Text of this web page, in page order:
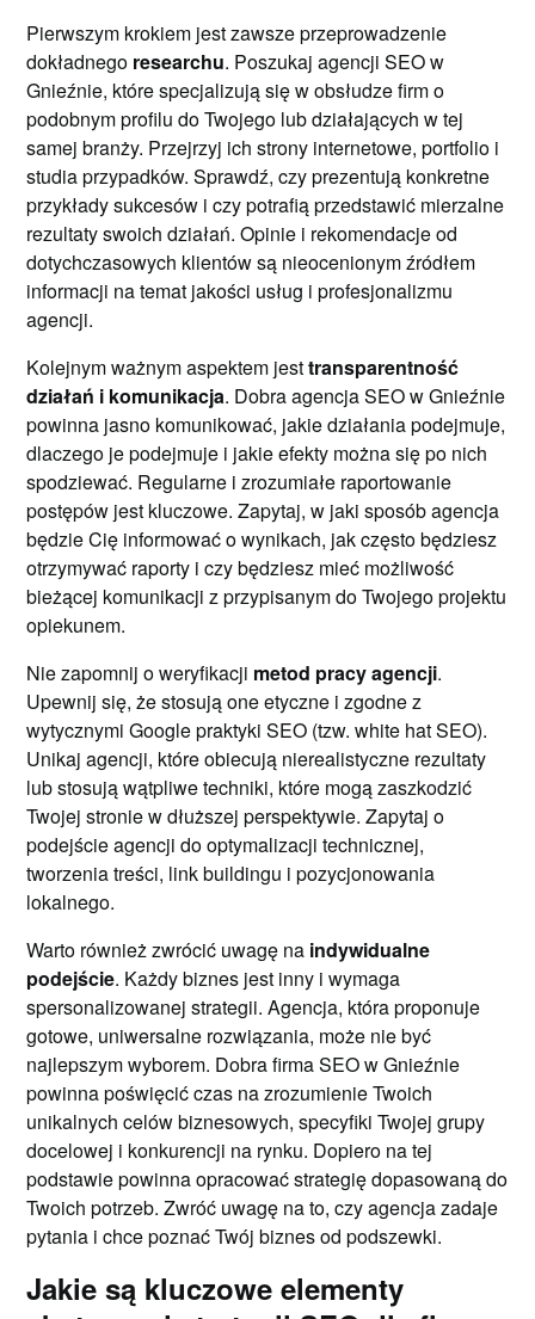
Pierwszym krokiem jest zawsze przeprowadzenie
dokładnego researchu. Poszukaj agencji SEO w
Gnieźnie, które specjalizują się w obsłudze firm o
podobnym profilu do Twojego lub działających w tej
samej branży. Przejrzyj ich strony internetowe, portfolio i
studia przypadków. Sprawdź, czy prezentują konkretne
przykłady sukcesów i czy potrafią przedstawić mierzalne
rezultaty swoich działań. Opinie i rekomendacje od
dotychczasowych klientów są nieocenionym źródłem
informacji na temat jakości usług i profesjonalizmu
agencji.
Kolejnym ważnym aspektem jesttransparentność
działań i komunikacja. Dobra agencja SEO w Gnieźnie
powinna jasno komunikować, jakie działania podejmuje,
dlaczego je podejmuje i jakie efekty można się po nich
spodziewać. Regularne i zrozumiałe raportowanie
postępów jest kluczowe. Zapytaj, w jaki sposób agencja
będzie Cię informować o wynikach, jak często będziesz
otrzymywać raporty i czy będziesz mieć możliwość
bieżącej komunikacji z przypisanym do Twojego projektu
opiekunem.
Nie zapomnij o weryfikacji metod pracy agencji.
Upewnij się, że stosują one etyczne i zgodne z
wytycznymi Google praktyki SEO (tzw. white hat SEO).
Unikaj agencji, które obiecują nierealistyczne rezultaty
lub stosują wątpliwe techniki, które mogą zaszkodzić
Twojej stronie w dłuższej perspektywie. Zapytaj o
podejście agencji do optymalizacji technicznej,
tworzenia treści, link buildingu i pozycjonowania
lokalnego.
Warto również zwrócić uwagę na indywidualne
podejście. Każdy biznes jest inny i wymaga
spersonalizowanej strategii. Agencja, która proponuje
gotowe, uniwersalne rozwiązania, może nie być
najlepszym wyborem. Dobra firma SEO w Gnieźnie
powinna poświęcić czas na zrozumienie Twoich
unikalnych celów biznesowych, specyfiki Twojej grupy
docelowej i konkurencji na rynku. Dopiero na tej
podstawie powinna opracować strategię dopasowaną do
Twoich potrzeb. Zwróć uwagę na to, czy agencja zadaje
pytania i chce poznać Twój biznes od podszewki.
Jakie są kluczowe elementy